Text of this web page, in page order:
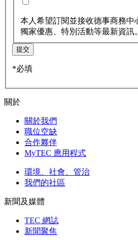
本人希望訂閱並接收德事商務中
獨家優惠、特別活動等最新資訊。
提交
*必填
關於
關於我們
職位空缺
合作夥伴
MyTEC 應用程式
環境、社會、管治
我們的社區
新聞及媒體
TEC 網誌
新聞聚焦